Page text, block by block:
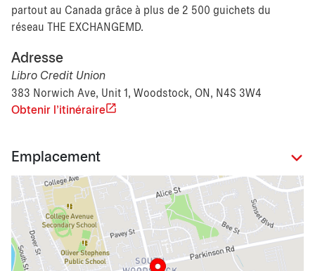
partout au Canada grâce à plus de 2 500 guichets du
réseau THE EXCHANGEMD.
Adresse
Libro Credit Union
383 Norwich Ave, Unit 1, Woodstock, ON, N4S 3W4
Obtenir l'itinéraire
Emplacement